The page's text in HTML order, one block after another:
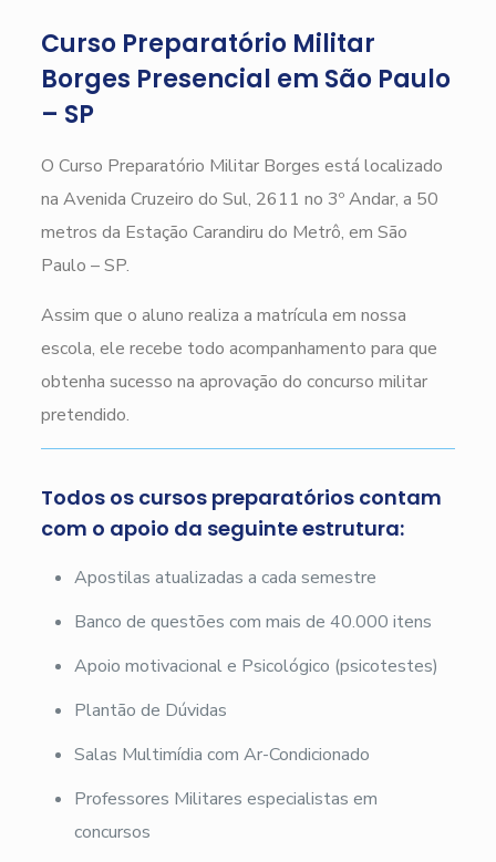
Curso Preparatório Militar
Borges Presencial em São Paulo
– SP
O Curso Preparatório Militar Borges está localizado
na Avenida Cruzeiro do Sul, 2611 no 3º Andar, a 50
metros da Estação Carandiru do Metrô, em São
Paulo – SP.
Assim que o aluno realiza a matrícula em nossa
escola, ele recebe todo acompanhamento para que
obtenha sucesso na aprovação do concurso militar
pretendido.
Todos os cursos preparatórios contam
com o apoio da seguinte estrutura:
Apostilas atualizadas a cada semestre
Banco de questões com mais de 40.000 itens
Apoio motivacional e Psicológico (psicotestes)
Plantão de Dúvidas
Salas Multimídia com Ar-Condicionado
Professores Militares especialistas em
concursos